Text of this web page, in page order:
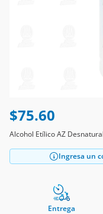
$75.60
Alcohol Etílico AZ
Ingresa un
Entrega